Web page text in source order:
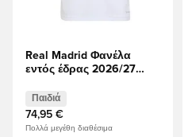
Real Madrid Φανέλα
εντός έδρας 2026/27
Παιδιά
74,95 €
Πολλά μεγέθη διαθέσιμα